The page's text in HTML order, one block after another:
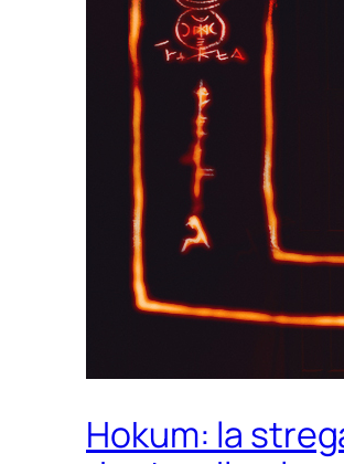
Hokum: la